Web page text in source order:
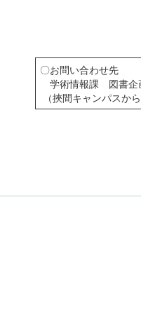
〇お問い合わせ先
学術情報課 図書企
（挾間キャンパスか